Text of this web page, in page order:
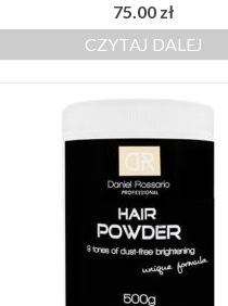
75.00 zł
CZYTAJ DALEJ